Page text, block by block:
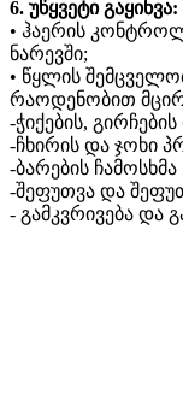
6. უწყვეტი გაყინვა:
• ჰაერის
ნარევში;
• წყლის
რაოდენობით
-ჭიქების,
-ჩხირის და ჯოხი
-ბარების ჩამოსხმა
-შეფუთვა და
- გამკვრივება და